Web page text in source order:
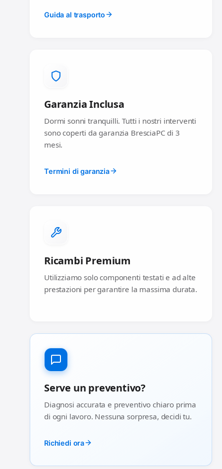
Guida al trasporto
Garanzia Inclusa
Dormi sonni tranquilli. Tutti i nostri interventi
sono coperti da garanzia BresciaPC di 3
mesi.
Termini di garanzia
Ricambi Premium
Utilizziamo solo componenti testati e ad alte
prestazioni per garantire la massima durata.
Serve un preventivo?
Diagnosi accurata e preventivo chiaro prima
di ogni lavoro. Nessuna sorpresa, decidi tu.
Richiedi ora